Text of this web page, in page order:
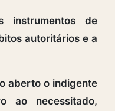
instrumentos de
autoritários e a
aberto o indigente
ao necessitado,